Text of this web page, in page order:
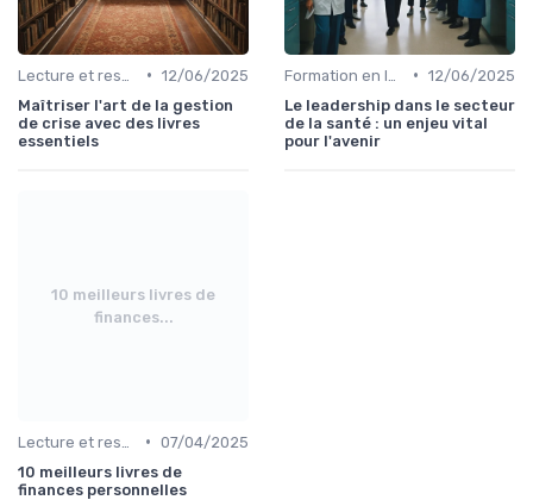
• 12/06/2025
Maîtriser l'art de la gestion
de crise avec des livres
essentiels
• 12/06/2025
Le leadership dans le secteur
de la santé : un enjeu vital
pour l'avenir
10 meilleurs livres de
finances...
• 07/04/2025
10 meilleurs livres de
finances personnelles